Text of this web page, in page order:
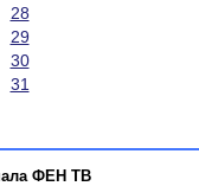
28
29
30
31
ФЕН ТВ